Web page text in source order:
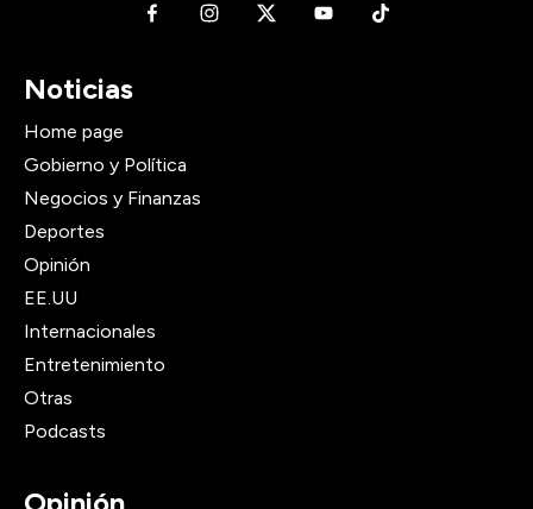
Noticias
Home page
Gobierno y Política
Negocios y Finanzas
Deportes
Opinión
EE.UU
Internacionales
Entretenimiento
Otras
Podcasts
Opinión